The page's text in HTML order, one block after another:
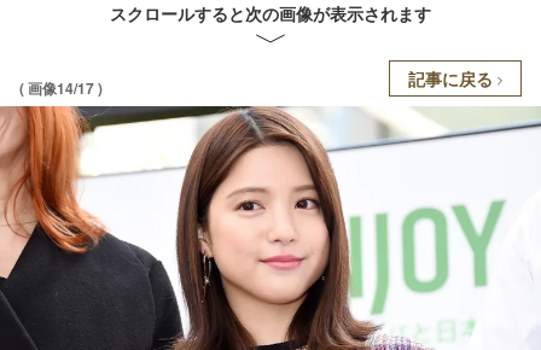
スクロールすると次の画像が表示されます
( 画像14/17 ) 記事に戻る